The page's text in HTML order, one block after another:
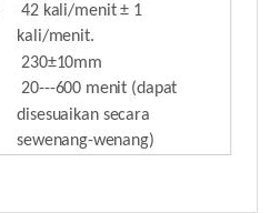
42 kali/menit ± 1
kali/menit.
230±10mm
20---600 menit (dapat
disesuaikan secara
sewenang-wenang)